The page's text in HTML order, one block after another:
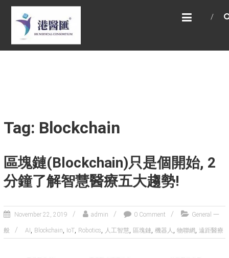
Skip
content
HONG KONG MEDICAL
CONSORTIUM LIMITED 港醫
HEALTH CARE 醫健服務, GENERAL PRACTICE
Tag: Blockchain
區塊鏈(Blockchain)只是個開始, 2
分鐘了解智慧醫療五大趨勢!
November 22, 2019 admin 0 Comment General 一
般 AI Blockchain IoT, Robotics 人工智慧 區塊鏈 機器人 物聯網 遠距醫療